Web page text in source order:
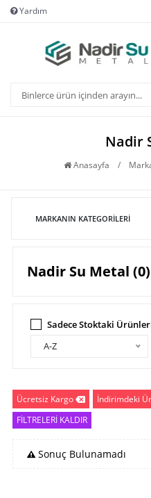
Yardım
Nadir
Anasayfa /
MARKANIN KATEGORILERI
Nadir Su Metal (0)
Sadece Stoktaki
A-Z
Ücretsiz Kargo İndirimdeki
FİLTRELERİ KALDIR
Sonuç Bulunamadı